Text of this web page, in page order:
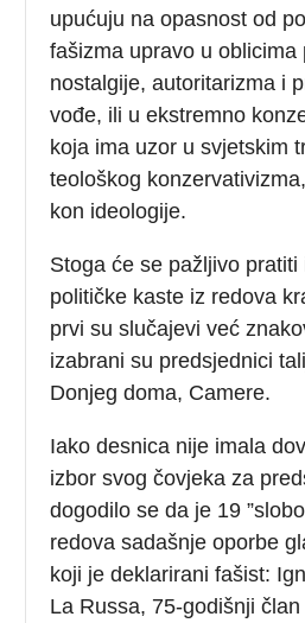
upućuju na opasnost od
fašizma upravo u oblicima
nostalgije, autoritarizma i
vođe, ili u ekstremno
koja ima uzor u svjetskim
teološkog
kon ideologije.
Stoga će se pažljivo pratiti
političke kaste iz redova
prvi su slučajevi već
izabrani su predsjednici
Donjeg doma, Camere.
Iako desnica nije imala
izbor svog čovjeka za
dogodilo se da je 19
redova sadašnje oporbe
koji je deklarirani fašist:
La Russa, 75-godišnji